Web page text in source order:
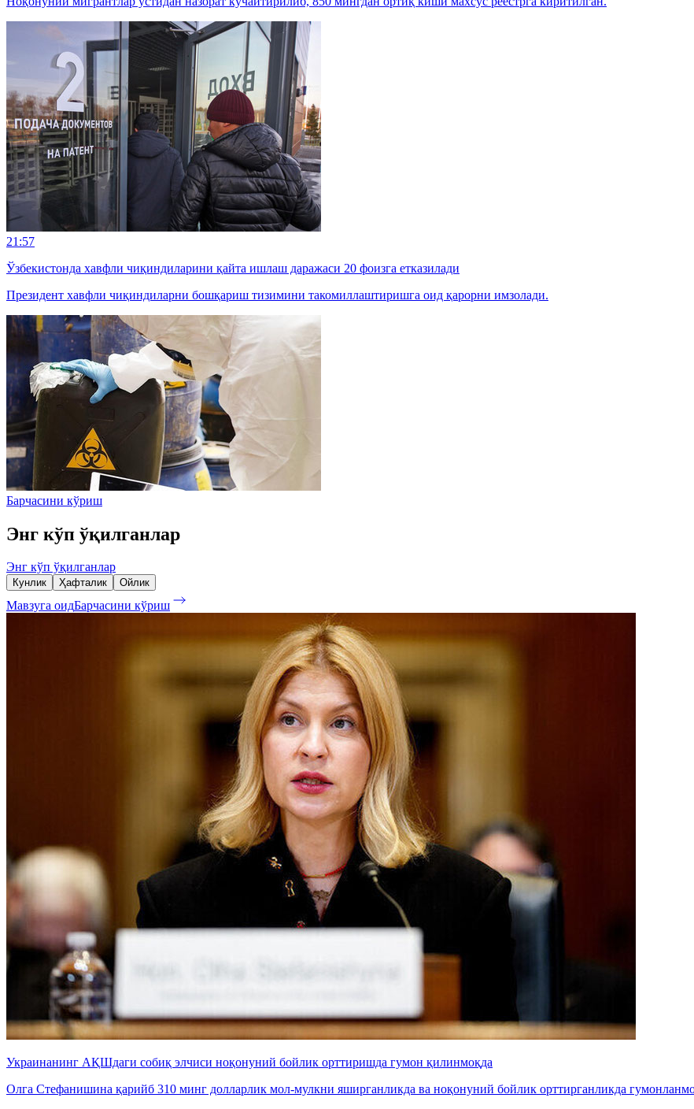
21:57
Ўзбекистонда хавфли чиқиндиларини қайта ишлаш даражаси 20 фоизга етказилади
Президент хавфли чиқиндиларни бошқариш тизимини такомиллаштиришга оид қарорни имзолади.
Барчасини кўриш
Энг кўп ўқилганлар
Энг кўп ўқилганлар
Кунлик Ҳафталик Ойлик
Мавзуга оидБарчасини кўриш
Украинанинг АҚШдаги собиқ элчиси ноқонуний бойлик орттиришда гумон қилинмоқда
Олга Стефанишина қарийб 310 минг долларлик мол-мулкни яширганликда ва ноқонуний бойлик орттирганликда